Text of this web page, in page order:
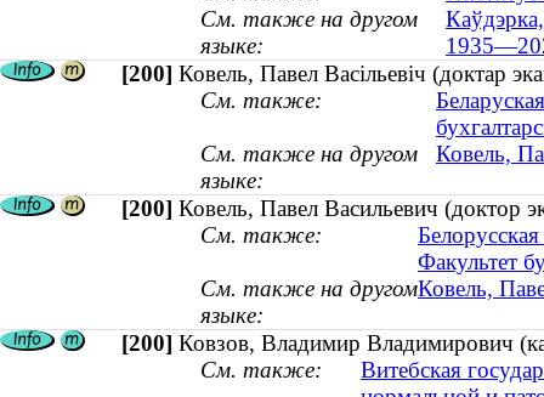
См. также на другом
языке:
[200] Ковель, Павел Васільевіч (доктар
См. также:
См. также на другом
языке:
Ковель,
[200] Ковель, Павел Васильевич (доктор
См. также:
Факультет
См. также на другом
языке:
Ковель,
[200] Ковзов, Владимир Владимирович
См. также:
Витебская